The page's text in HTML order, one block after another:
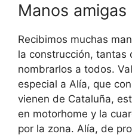
Manos amigas
Recibimos muchas
la construcción, tantas
nombrarlos a todos.
especial a Alía, que
vienen de Cataluña,
en motorhome y la
por la zona. Alía, de